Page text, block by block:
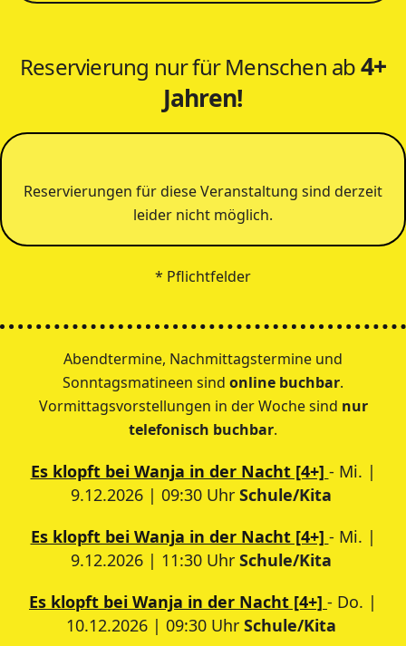
Reservierung nur für Menschen ab4+
Jahren!
Reservierungen für diese Veranstaltung sind derzeit
leider nicht möglich.
* Pflichtfelder
Abendtermine, Nachmittagstermine und
Sonntagsmatineen sind online buchbar.
Vormittagsvorstellungen in der Woche sind nur
telefonisch buchbar.
Es klopft bei Wanja in der Nacht [4+] - Mi. |
9.12.2026 | 09:30 Uhr Schule/Kita
Es klopft bei Wanja in der Nacht [4+] - Mi. |
9.12.2026 | 11:30 Uhr Schule/Kita
Es klopft bei Wanja in der Nacht [4+] - Do. |
10.12.2026 | 09:30 Uhr Schule/Kita